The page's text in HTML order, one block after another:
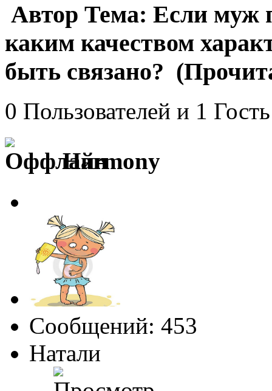
Автор Тема: Если муж
каким качеством
быть связано?
0 Пользователей и 1
Harmony
Сообщений: 453
Натали